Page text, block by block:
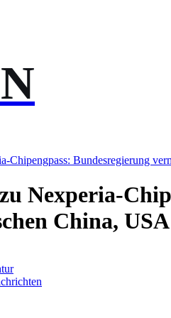
Chipengpass: Bundesregierung
Nexperia-
China,